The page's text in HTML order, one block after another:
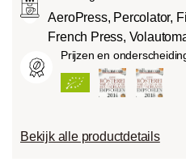
AeroPress, Percolator,
French Press,
Prijzen en
Bekijk alle productdetails